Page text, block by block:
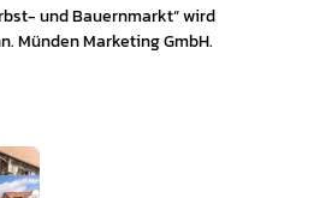
und Bauernmarkt“ wird
Münden Marketing GmbH.